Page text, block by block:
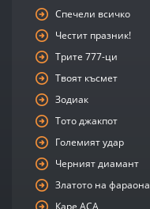
Спечели всичко
Честит празник!
Трите 777-ци
Твоят късмет
Зодиак
Тото джакпот
Големият удар
Черният диамант
Златото на фараона
Каре АСА